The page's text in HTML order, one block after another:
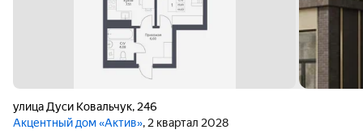
улица Дуси Ковальчук, 246
Акцентный дом «Актив», 2 квартал 2028